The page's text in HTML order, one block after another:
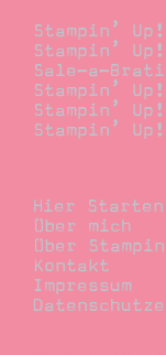
Stampin’
Stampin’
Sale-a-
Stampin’
Stampin’
Stampin’
Hier Starten
Über mich
Über
Kontakt
Impressum